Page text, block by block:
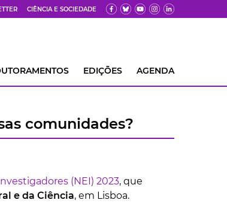
CIÊNCIA E SOCIEDADE
EDIÇÕES AGENDA
comunidades?
(NEI) 2023, que
e da Ciência, em Lisboa.